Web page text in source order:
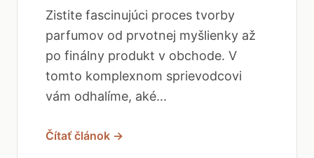
Zistite fascinujúci proces tvorby
parfumov od prvotnej myšlienky až
po finálny produkt v obchode. V
tomto komplexnom sprievodcovi
vám odhalíme, aké...
Čítať článok →